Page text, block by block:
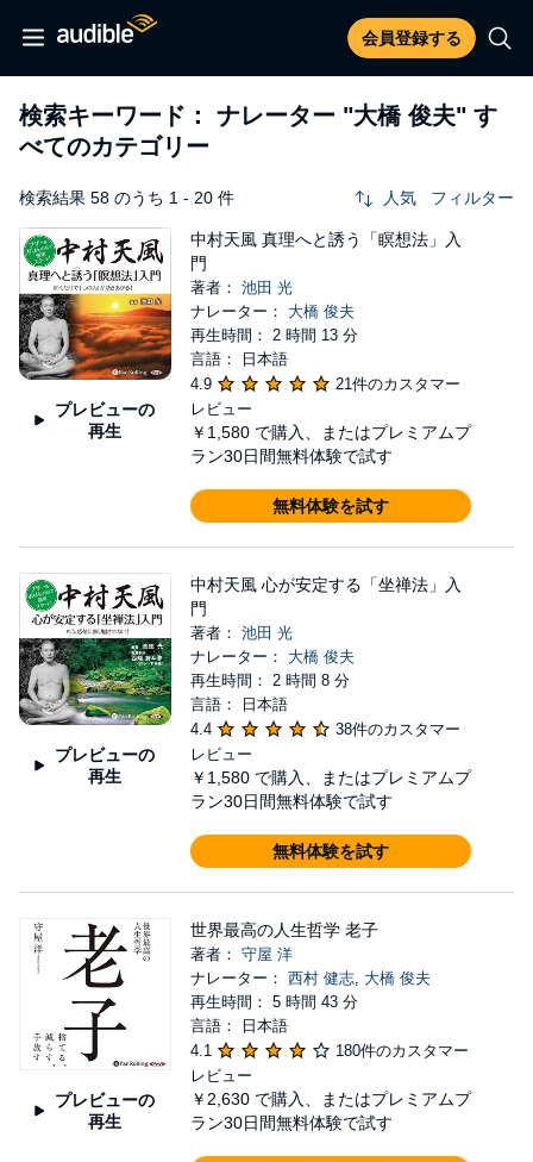
会員登録する
検索キーワード： ナレーター "大橋 俊夫" す
べてのカテゴリー
検索結果 58 のうち 1 - 20 件 人気 フィルター
プレビューの
再生
中村天風 真理へと誘う「瞑想法」入
門
著者： 池田 光
ナレーター： 大橋 俊夫
再生時間： 2 時間 13 分
言語： 日本語
4.9
21件のカスタマー
レビュー
￥1,580 で購入、またはプレミアムプ
ラン30日間無料体験で試す
無料体験を試す
プレビューの
再生
中村天風 心が安定する「坐禅法」入
門
著者： 池田 光
ナレーター： 大橋 俊夫
再生時間： 2 時間 8 分
言語： 日本語
4.4
38件のカスタマー
レビュー
￥1,580 で購入、またはプレミアムプ
ラン30日間無料体験で試す
無料体験を試す
プレビューの
再生
世界最高の人生哲学 老子
著者： 守屋 洋
ナレーター： 西村 健志, 大橋 俊夫
再生時間： 5 時間 43 分
言語： 日本語
4.1
180件のカスタマー
レビュー
￥2,630 で購入、またはプレミアムプ
ラン30日間無料体験で試す